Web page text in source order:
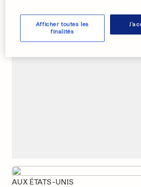
AUX ÉTATS-UNIS
Afficher toutes les
finalités